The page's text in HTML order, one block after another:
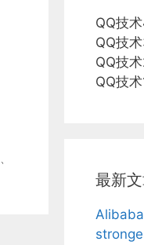
QQ技
QQ技
QQ技
QQ技
最新